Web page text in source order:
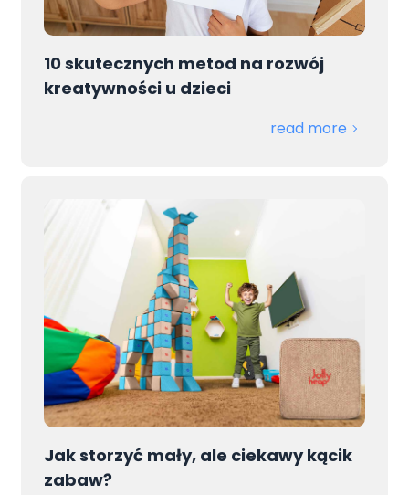
10 skutecznych metod na rozwój
kreatywności u dzieci
read more
Jak storzyć mały, ale ciekawy kącik
zabaw?